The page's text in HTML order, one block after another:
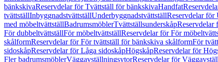
bänkskivaReservdelar för Tvättställ för bänkskivaHandfat
tvättställInbyggnadstvättställUnderbyggnadstvättställReservdelar för
med möbeltvättställBadrumsmöblerTvättställsunderskåpReservdelar
För dubbeltvättställFör möbeltvättställReservdelar för För
skålformReservdelar för För tvättställ för bänkskiva skålformFör
sidoskåpReservdelar för Låga sidoskåpHögskåpReservdelar för
Fler badrumsmöblerVäggavställningsytorReservdelar för